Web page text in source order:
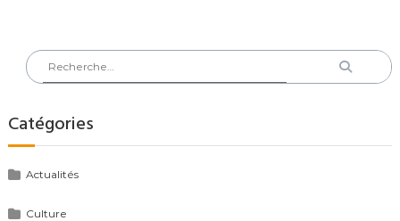
Rechercher
:
Catégories
Actualités
Culture